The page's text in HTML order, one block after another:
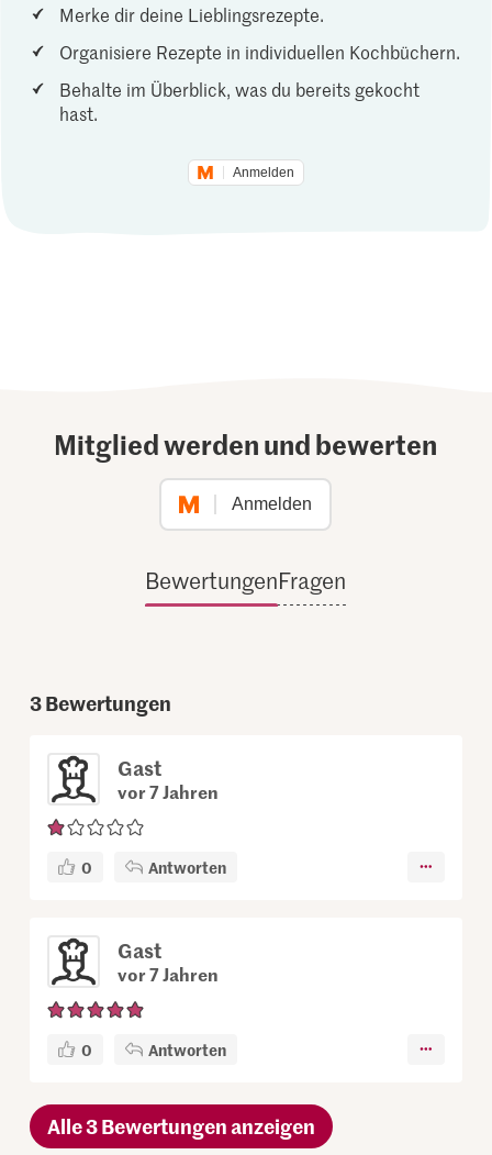
Merke dir deine Lieblingsrezepte.
Organisiere Rezepte in individuellen Kochbüchern.
Behalte im Überblick, was du bereits gekocht
hast.
Anmelden
Mitglied werden und bewerten
Anmelden
BewertungenFragen
3Bewertungen
Gast
vor 7 Jahren
0 Antworten
Gast
vor 7 Jahren
0 Antworten
Alle 3 Bewertungen anzeigen